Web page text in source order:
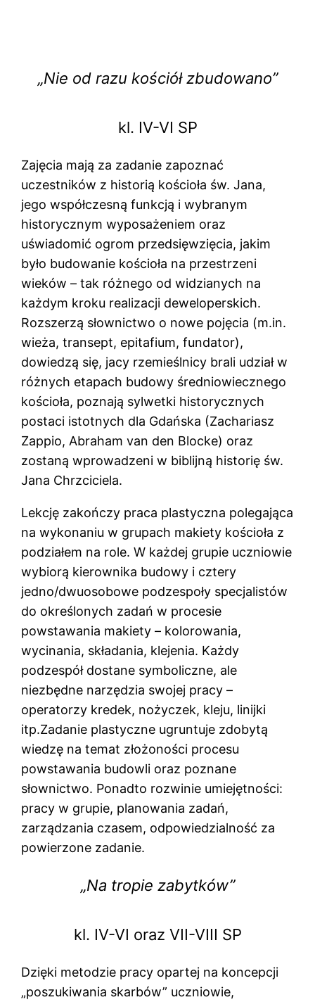
„Nie od razu kościół zbudowano”
kl. IV-VI SP
Zajęcia mają za zadanie zapoznać
uczestników z historią kościoła św. Jana,
jego współczesną funkcją i wybranym
historycznym wyposażeniem oraz
uświadomić ogrom przedsięwzięcia, jakim
było budowanie kościoła na przestrzeni
wieków – tak różnego od widzianych na
każdym kroku realizacji deweloperskich.
Rozszerzą słownictwo o nowe pojęcia (m.in.
wieża, transept, epitafium, fundator),
dowiedzą się, jacy rzemieślnicy brali udział w
różnych etapach budowy średniowiecznego
kościoła, poznają sylwetki historycznych
postaci istotnych dla Gdańska (Zachariasz
Zappio, Abraham van den Blocke) oraz
zostaną wprowadzeni w biblijną historię św.
Jana Chrzciciela.
Lekcję zakończy praca plastyczna polegająca
na wykonaniu w grupach makiety kościoła z
podziałem na role. W każdej grupie uczniowie
wybiorą kierownika budowy i cztery
jedno/dwuosobowe podzespoły specjalistów
do określonych zadań w procesie
powstawania makiety – kolorowania,
wycinania, składania, klejenia. Każdy
podzespół dostane symboliczne, ale
niezbędne narzędzia swojej pracy –
operatorzy kredek, nożyczek, kleju, linijki
itp.Zadanie plastyczne ugruntuje zdobytą
wiedzę na temat złożoności procesu
powstawania budowli oraz poznane
słownictwo. Ponadto rozwinie umiejętności:
pracy w grupie, planowania zadań,
zarządzania czasem, odpowiedzialność za
powierzone zadanie.
„Na tropie zabytków”
kl. IV-VI oraz VII-VIII SP
Dzięki metodzie pracy opartej na koncepcji
„poszukiwania skarbów” uczniowie,